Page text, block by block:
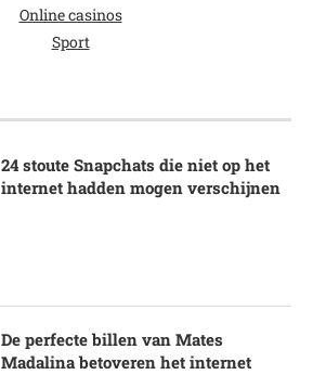
Online casinos
Sport
24 stoute Snapchats die niet op het
internet hadden mogen verschijnen
De perfecte billen van Mates
Madalina betoveren het internet